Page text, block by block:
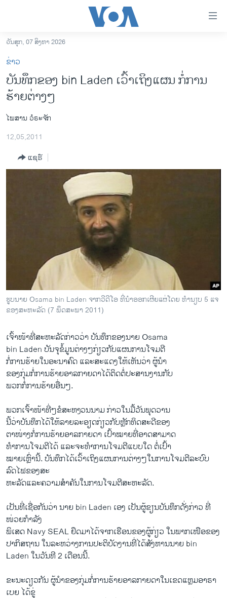
ເຂົ້າ
ຫາ
ຂ້າມ
ຂ້າມ
ຂ້າມ
ຫາ
ຊອກ
ຄົ້ນ
ລາວ
ອາເມຣິກາ
ການເລືອກຕັ້ງ ປະທານາທີບໍດີ ສະຫະລັດ 2024
ໂລກ
ເອເຊຍ
ອິດສະຫຼະພາບດ້ານການຂ່າວ
ວິທະຍາສາດ-ເທັກໂນໂລຈີ
ພາສາອັງກິດ
ວີດີໂອ
ສຽງ
ລາຍງານ
ຕິດຕາມພວກເຮົາ ທີ່
ພາສາຕ່າງໆ
ວັນສຸກ, 07 ສິງຫາ 2026
ຂ່າວ
ບັນທຶກຂອງ bin Laden ເວົ້າເຖິງແຜນ ກໍ່ການ
ຮ້າຍຕ່າງໆ
ໄພສານ ວໍຣະຈັກ
12,05,2011
ແຊຣ໌
ຮູບນາຍ Osama bin Laden ຈາກວີດີໂອ ທີ່ນຳອອກເຜີຍແຜ່ໂດຍ ທຳນຽບ 5 ແຈ
ຂອງສະຫະລັດ (7 ພຶດສະພາ 2011)
ເຈົ້າໜ້າທີ່ສະຫະລັດກ່າວວ່າ ບັນທຶກຂອງນາຍ Osama
bin Laden ບັນຈຸຂໍ້ມູນຕ່າງໆກ່ຽວກັບແຜນການໂຈມຕີ
ກໍ່ການຮ້າຍໃນອະນາຄົດ ແລະສະແດງໃຫ້ເຫັນວ່າ ຜູ້ນຳ
ຂອງກຸ່ມກໍ່ການຮ້າຍອາລກາຍດາໄດ້ຕິດຕໍ່ປະສານງານກັບ
ພວກກໍ່ການຮ້າຍອື່ນໆ.
ພວກເຈົ້າໜ້າທີ່ໆຂໍສະຫງວນນາມ ກ່າວໃນມື້ວັນພຸດວານ
ນີ້ວ່າບັນທຶກໄດ້ໃຫ້ລາຍລະອຽດກ່ຽວກັບຫຼັກທິດສະດີຂອງ
ຕາໜ່າງກໍ່ການຮ້າຍອາລກາຍດາ ເປົ້າໝາຍທີ່ອາດສາມາດ
ທຳການໂຈມຕີໄດ້ ແລະຈະທຳການໂຈມຕີແບບໃດ ຕໍ່ເປົ້າ
ໝາຍເຫຼົ່ານີ້. ບັນທຶກໄດ້ເວົ້າເຖິງແຜນການຕ່າງໆໃນການໂຈມຕີລະບົບ
ລົດໄຟຂອງສະ
ຫະລັດແລະຄວາມສຳຄັນໃນການໂຈມຕີສະຫະລັດ.
ເປັນທີ່ເຊື່ອກັນວ່າ ນາຍ bin Laden ເອງ ເປັນຜູ້ຂຽນບັນທຶກດັ່ງກ່າວ ທີ່
ໜ່ວຍກຳລັງ
ພິເສດ Navy SEAL ຢຶດມາໄດ້ຈາກເຮືອນຂອງຜູ້ກ່ຽວ ໃນພາກເໜືອຂອງ
ປາກິສຖານ ໃນລະຫວ່າງການປະຕິບັດງານທີ່ໄດ້ສັງຫານນາຍ bin
Laden ໃນວັນທີ 2 ເດືອນນີ້.
ຂະນະດຽວກັນ ຜູ້ນຳຂອງກຸ່ມກໍ່ການຮ້າຍອາລກາຍດາໃນເຂດແຫຼມອາຣາ
ເບຍ ໄດ້ຂູ່